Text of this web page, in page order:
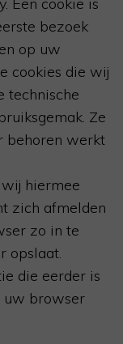
bezoek
op uw
cookies die wij
technische
Ze
behoren werkt
hiermee
zich afmelden
zo in te
opslaat.
die eerder is
uw browser